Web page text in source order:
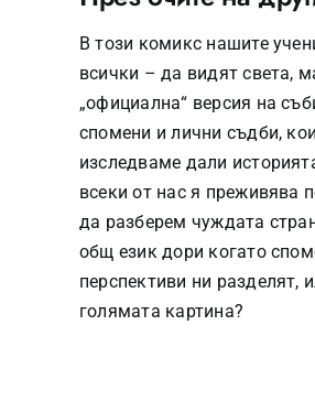
В този комикс нашите
всички – да видят света,
„официална“ версия на
спомени и лични съдби,
изследваме дали
всеки от нас я преживява
да разберем чуждата
общ език дори когато
перспективи ни разделят,
голямата картина?